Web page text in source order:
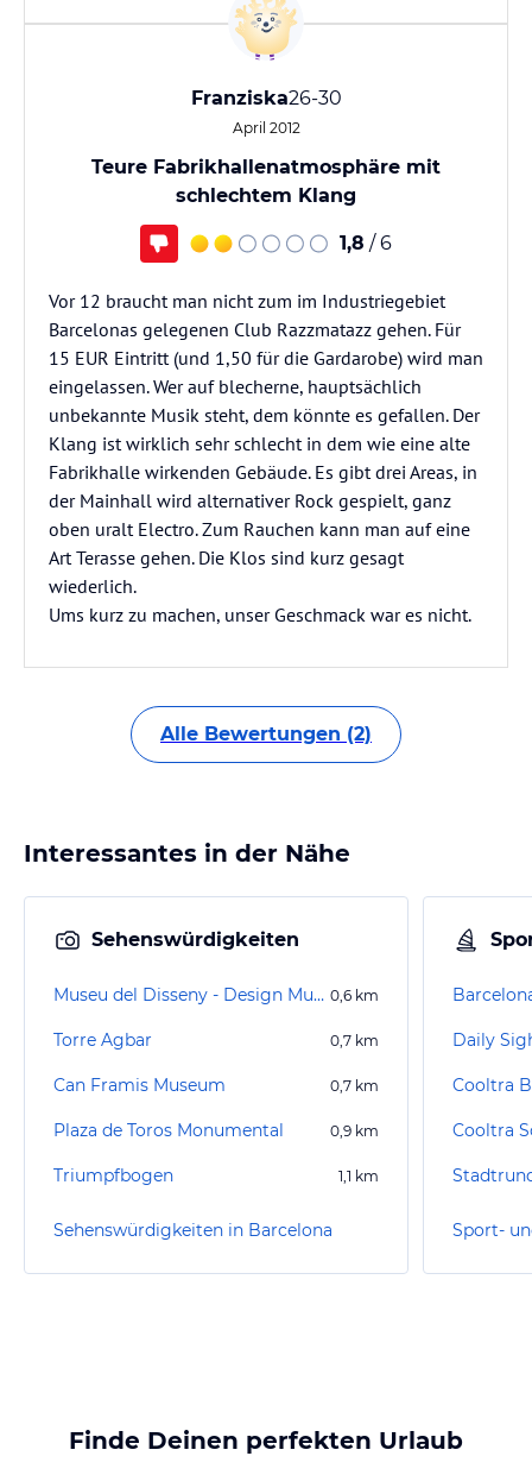
Franziska26-30
April 2012
Teure Fabrikhallenatmosphäre mit
schlechtem Klang
1,8 / 6
Vor 12 braucht man nicht zum im Industriegebiet
Barcelonas gelegenen Club Razzmatazz gehen. Für
15 EUR Eintritt (und 1,50 für die Gardarobe) wird man
eingelassen. Wer auf blecherne, hauptsächlich
unbekannte Musik steht, dem könnte es gefallen. Der
Klang ist wirklich sehr schlecht in dem wie eine alte
Fabrikhalle wirkenden Gebäude. Es gibt drei Areas, in
der Mainhall wird alternativer Rock gespielt, ganz
oben uralt Electro. Zum Rauchen kann man auf eine
Art Terasse gehen. Die Klos sind kurz gesagt
wiederlich.
Ums kurz zu machen, unser Geschmack war es nicht.
Alle Bewertungen (2)
Interessantes in der Nähe
Sehenswürdigkeiten
Museu del Disseny - Design Museum Barcelona 0,6 km
Torre Agbar 0,7 km
Can Framis Museum 0,7 km
Plaza de Toros Monumental 0,9 km
Triumpfbogen 1,1 km
Sehenswürdigkeiten in Barcelona
Finde Deinen perfekten Urlaub